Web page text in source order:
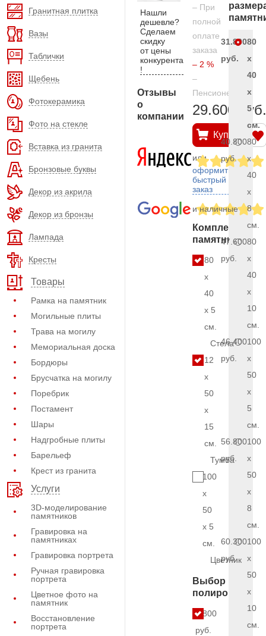
Гранитная плитка
Вазы
Таблички
Щебень
Фотокерамика
Фото на стекле
Вставка из гранита
Бронзовые буквы
Декор из акрила
Декор из бронзы
Лампада
Кресты
Товары
Рамка на памятник
Могильные плиты
Трава на могилу
Мемориальная доска
Бордюры
Брусчатка на могилу
Поребрик
Постамент
Шары
Надгробные плиты
Барельеф
Крест из гранита
Услуги
3D-моделирование
памятников
Гравировка на
памятниках
Гравировка портрета
Ручная гравировка
портрета
Цветное фото на
памятник
Восстановление
портрета
Нашли
дешевле?
Сделаем
скидку
от цены
конкурента
!
Отзывы
о
компании
– При
полной
оплате
заказа
– 2 %
–
Пенсионерам
29.600 руб.
Купить
или
оформить
быстрый
заказ
и наличные
Комплект
памятника
80
x
40
x 5
см.
Стела
12
x
50
x
15
см.
Тумба
100
x
50
x 5
см.
Цветник
Выбор
полировки
4.800
руб.
31.800
руб.
80
x
40
x
5
см.
40.800
руб.
80
x
40
x
8
см.
47.600
руб.
80
x
40
x
10
см.
46.400
руб.
100
x
50
x
5
см.
56.800
руб.
100
x
50
x
8
см.
60.300
руб.
100
x
50
x
10
см.